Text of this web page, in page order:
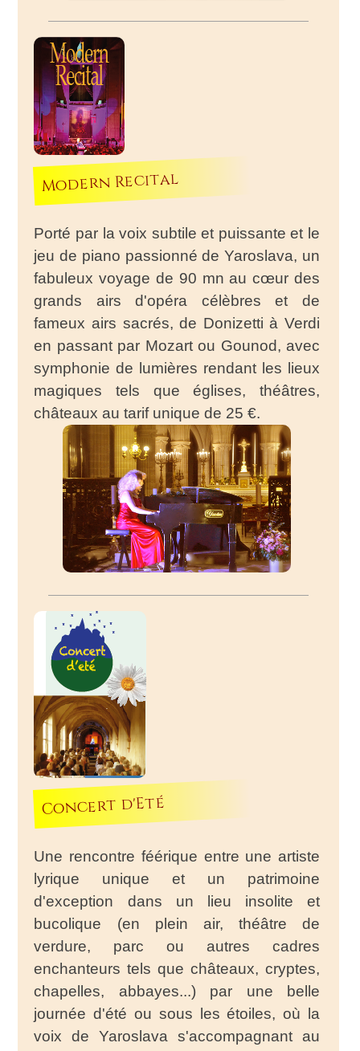
Modern Recital
Porté par la voix subtile et puissante et le
jeu de piano passionné de Yaroslava, un
fabuleux voyage de 90 mn au cœur des
grands airs d'opéra célèbres et de
fameux airs sacrés, de Donizetti à Verdi
en passant par Mozart ou Gounod, avec
symphonie de lumières rendant les lieux
magiques tels que églises, théâtres,
châteaux au tarif unique de 25 €.
Concert d'Eté
Une rencontre féérique entre une artiste
lyrique unique et un patrimoine
d'exception dans un lieu insolite et
bucolique (en plein air, théâtre de
verdure, parc ou autres cadres
enchanteurs tels que châteaux, cryptes,
chapelles, abbayes...) par une belle
journée d'été ou sous les étoiles, où la
voix de Yaroslava s'accompagnant au